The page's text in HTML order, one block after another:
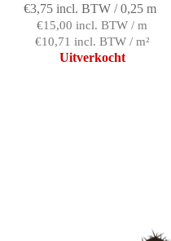
€3,75 incl. BTW / 0,25 m
€15,00 incl. BTW / m
€10,71 incl. BTW / m²
Uitverkocht